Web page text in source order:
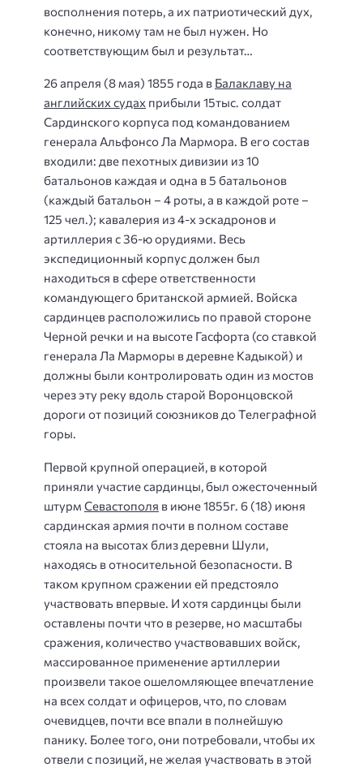
восполнения потерь, а их патриотический дух,
конечно, никому там не был нужен. Но
соответствующим был и результат…
26 апреля (8 мая) 1855 года в Балаклаву на
английских судах прибыли 15тыс. солдат
Сардинского корпуса под командованием
генерала Альфонсо Ла Мармора. В его состав
входили: две пехотных дивизии из 10
батальонов каждая и одна в 5 батальонов
(каждый батальон – 4 роты, а в каждой роте –
125 чел.); кавалерия из 4-х эскадронов и
артиллерия с 36-ю орудиями. Весь
экспедиционный корпус должен был
находиться в сфере ответственности
командующего британской армией. Войска
сардинцев расположились по правой стороне
Черной речки и на высоте Гасфорта (со ставкой
генерала Ла Марморы в деревне Кадыкой) и
должны были контролировать один из мостов
через эту реку вдоль старой Воронцовской
дороги от позиций союзников до Телеграфной
горы.
Первой крупной операцией, в которой
приняли участие сардинцы, был ожесточенный
штурм Севастополя в июне 1855г. 6 (18) июня
сардинская армия почти в полном составе
стояла на высотах близ деревни Шули,
находясь в относительной безопасности. В
таком крупном сражении ей предстояло
участвовать впервые. И хотя сардинцы были
оставлены почти что в резерве, но масштабы
сражения, количество участвовавших войск,
массированное применение артиллерии
произвели такое ошеломляющее впечатление
на всех солдат и офицеров, что, по словам
очевидцев, почти все впали в полнейшую
панику. Более того, они потребовали, чтобы их
отвели с позиций, не желая участвовать в этой